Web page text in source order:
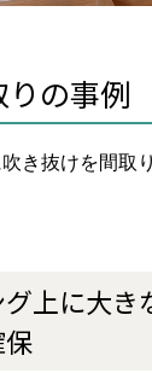
の事例
き抜けを間取
上に大き